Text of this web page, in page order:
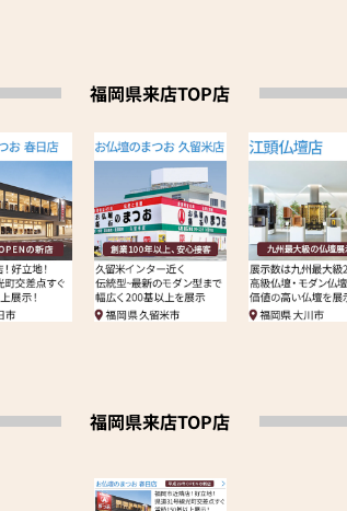
福岡県来店TOP店
福岡県来店TOP店